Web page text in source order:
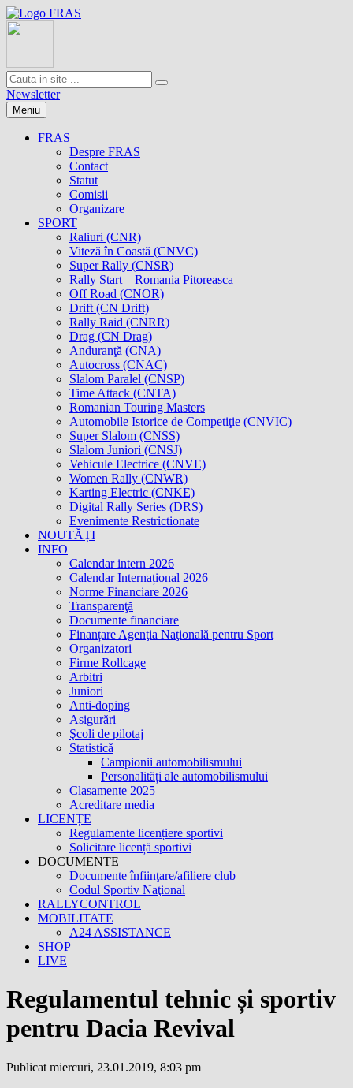
Newsletter
Meniu
FRAS
Despre FRAS
Contact
Statut
Comisii
Organizare
SPORT
Raliuri (CNR)
Viteză în Coastă (CNVC)
Super Rally (CNSR)
Rally Start – Romania Pitoreasca
Off Road (CNOR)
Drift (CN Drift)
Rally Raid (CNRR)
Drag (CN Drag)
Anduranţă (CNA)
Autocross (CNAC)
Slalom Paralel (CNSP)
Time Attack (CNTA)
Romanian Touring Masters
Automobile Istorice de Competiţie (CNVIC)
Super Slalom (CNSS)
Slalom Juniori (CNSJ)
Vehicule Electrice (CNVE)
Women Rally (CNWR)
Karting Electric (CNKE)
Digital Rally Series (DRS)
Evenimente Restrictionate
NOUTĂȚI
INFO
Calendar intern 2026
Calendar Internațional 2026
Norme Financiare 2026
Transparenţă
Documente financiare
Finanțare Agenţia Naţională pentru Sport
Organizatori
Firme Rollcage
Arbitri
Juniori
Anti-doping
Asigurări
Şcoli de pilotaj
Statistică
Campionii automobilismului
Personalități ale automobilismului
Clasamente 2025
Acreditare media
LICENȚE
Regulamente licențiere sportivi
Solicitare licență sportivi
DOCUMENTE
Documente înfiinţare/afiliere club
Codul Sportiv Naţional
RALLYCONTROL
MOBILITATE
A24 ASSISTANCE
SHOP
LIVE
Regulamentul tehnic și sportiv
pentru Dacia Revival
Publicat miercuri, 23.01.2019, 8:03 pm